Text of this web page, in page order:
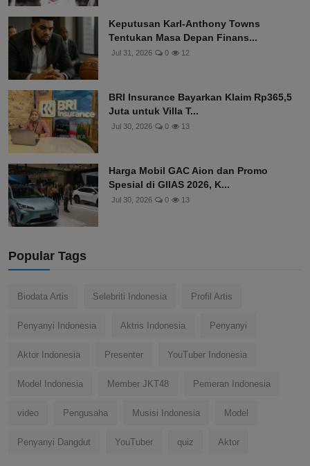
Keputusan Karl-Anthony Towns
Tentukan Masa Depan Finans...
Jul 31, 2026 0 12
BRI Insurance Bayarkan Klaim Rp365,5
Juta untuk Villa T...
Jul 30, 2026 0 13
Harga Mobil GAC Aion dan Promo
Spesial di GIIAS 2026, K...
Jul 30, 2026 0 13
Popular Tags
Biodata Artis Selebriti Indonesia Profil Artis
Penyanyi Indonesia Aktris Indonesia Penyanyi
Aktor Indonesia Presenter YouTuber Indonesia
Model Indonesia Member JKT48 Pemeran Indonesia
video Pengusaha Musisi Indonesia Model
Penyanyi Dangdut YouTuber quiz Aktor